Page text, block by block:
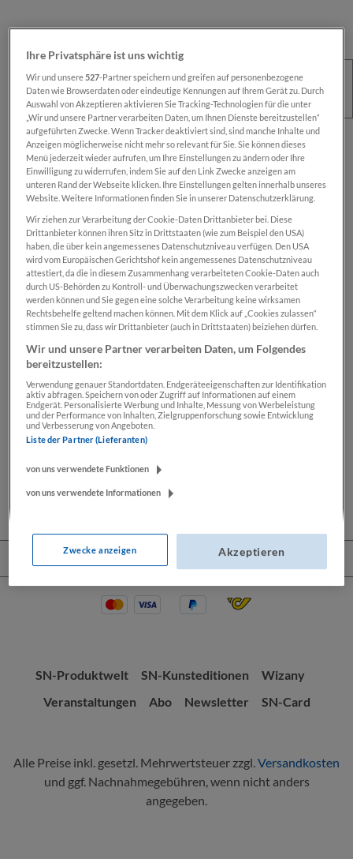
Regulärer Preis:
€ 100,00
Preise inkl. MwSt. zzgl. Versandkosten
Sofort verfügbar, Lieferzeit: 1-2 Wochen
Das Produkt is nur für registrierteSN-Card-
Inhaber:innen verfügbar.
Zum Merkzettel hinzufügen
Beschreibung
Lassen Sie sich Ihre Wochenendkarikatur von Thomas
Thomas Wizany exklusiv…Mehr
Service-Hotline
SN-Produktwelt SN-Kunsteditionen
Wizany
Veranstaltungen
Abo Newsletter SN-Card
Alle Preise inkl. gesetzl. Mehrwertsteuer zzgl.Versandkosten
und ggf. Nachnahmegebühren, wenn nicht anders
angegeben.
Ihre Privatsphäre ist uns wichtig
Wir und unsere527-Partner speichern und greifen auf personenbezogene
Daten wie Browserdaten oder eindeutige Kennungen auf Ihrem Gerät zu. Durch
Auswahl von Akzeptieren aktivieren Sie Tracking-Technologien für die unter
„Wir und unsere Partner verarbeiten Daten, um Ihnen Dienste bereitzustellen“
aufgeführten Zwecke. Wenn Tracker deaktiviert sind, sind manche Inhalte und
Anzeigen möglicherweise nicht mehr so relevant für Sie. Sie können dieses
Menü jederzeit wieder aufrufen, um Ihre Einstellungen zu ändern oder Ihre
Einwilligung zu widerrufen, indem Sie auf den Link Zwecke anzeigen am
unteren Rand der Webseite klicken. Ihre Einstellungen gelten innerhalb unseres
Website. Weitere Informationen finden Sie in unserer Datenschutzerklärung.
Wir ziehen zur Verarbeitung der Cookie-Daten Drittanbieter bei. Diese
Drittanbieter können ihren Sitz in Drittstaaten (wie zum Beispiel den USA)
haben, die über kein angemessenes Datenschutzniveau verfügen. Den USA
wird vom Europäischen Gerichtshof kein angemessenes Datenschutzniveau
attestiert, da die in diesem Zusammenhang verarbeiteten Cookie-Daten auch
durch US-Behörden zu Kontroll- und Überwachungszwecken verarbeitet
werden können und Sie gegen eine solche Verarbeitung keine wirksamen
Rechtsbehelfe geltend machen können. Mit dem Klick auf „Cookies zulassen“
stimmen Sie zu, dass wir Drittanbieter (auch in Drittstaaten) beiziehen dürfen.
Wir und unsere Partner verarbeiten Daten, um Folgendes
bereitzustellen:
Verwendung genauer Standortdaten. Endgeräteeigenschaften zur Identifikation
aktiv abfragen. Speichern von oder Zugriff auf Informationen auf einem
Endgerät. Personalisierte Werbung und Inhalte, Messung von Werbeleistung
und der Performance von Inhalten, Zielgruppenforschung sowie Entwicklung
und Verbesserung von Angeboten.
Liste der Partner (Lieferanten)
von uns verwendete Funktionen
von uns verwendete Informationen
Zwecke anzeigen Akzeptieren